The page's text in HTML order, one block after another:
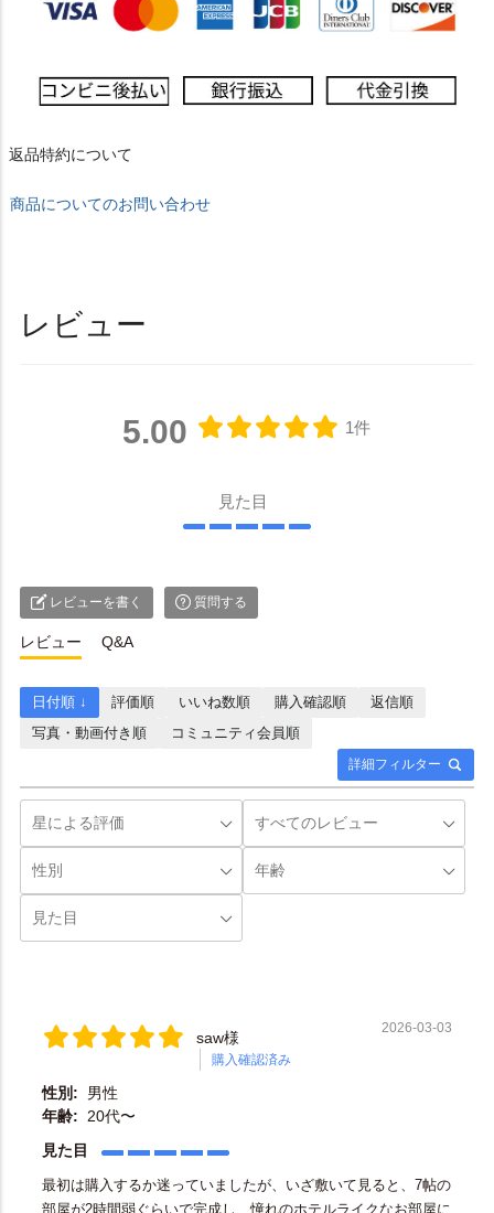
返品特約について
商品についてのお問い合わせ
レビュー
5.00 1件
見た目
レビューを書く 質問する
レビュー Q&A
詳細フィルター
日付順 ↓ 評価順 いいね数順 購入確認順
返信順
写真・動画付き順
コミュニティ会員順
saw様
購入確認済み
2026-03-03
性別:
男性
年齢:
20代〜
見た目
最初は購入するか迷っていましたが、いざ敷いて見ると、7帖の
部屋が2時間弱ぐらいで完成し、憧れのホテルライクなお部屋に